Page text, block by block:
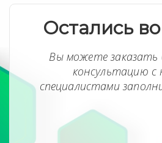
Остались
Вы можете заказать
консультацию
специалистами